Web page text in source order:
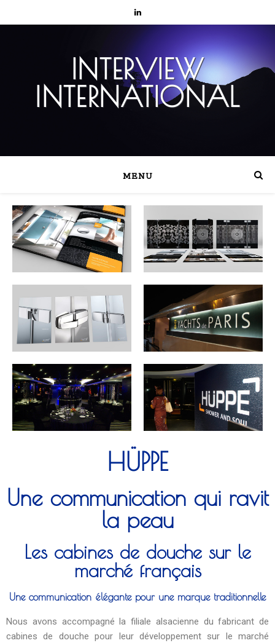
INTERVIEW
INTERNATIONAL
MENU
HÜPPE
Une communication qui ravit
la peau
Les cabines de douche sur le
marché français
Une communication élégante pour une marque traditionnelle
Nous avons accompagné la filiale alsacienne du fabricant de
cabines de douche pour leur développement sur le marché